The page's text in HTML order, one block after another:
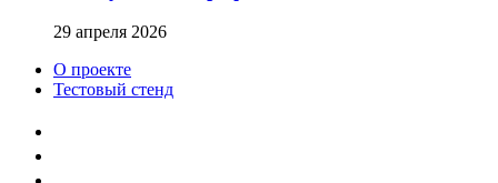
29 апреля 2026
О проекте
Тестовый стенд